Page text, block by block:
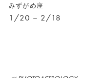
みずがめ座
1/20 – 2/18